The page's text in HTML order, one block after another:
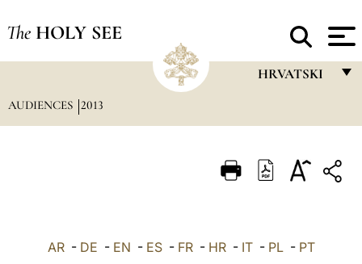
The HOLY SEE
HRVATSKI
ITALIANO
AUDIENCES 2013
AR- DE - EN - ES- FR- HR- IT- PL- PT